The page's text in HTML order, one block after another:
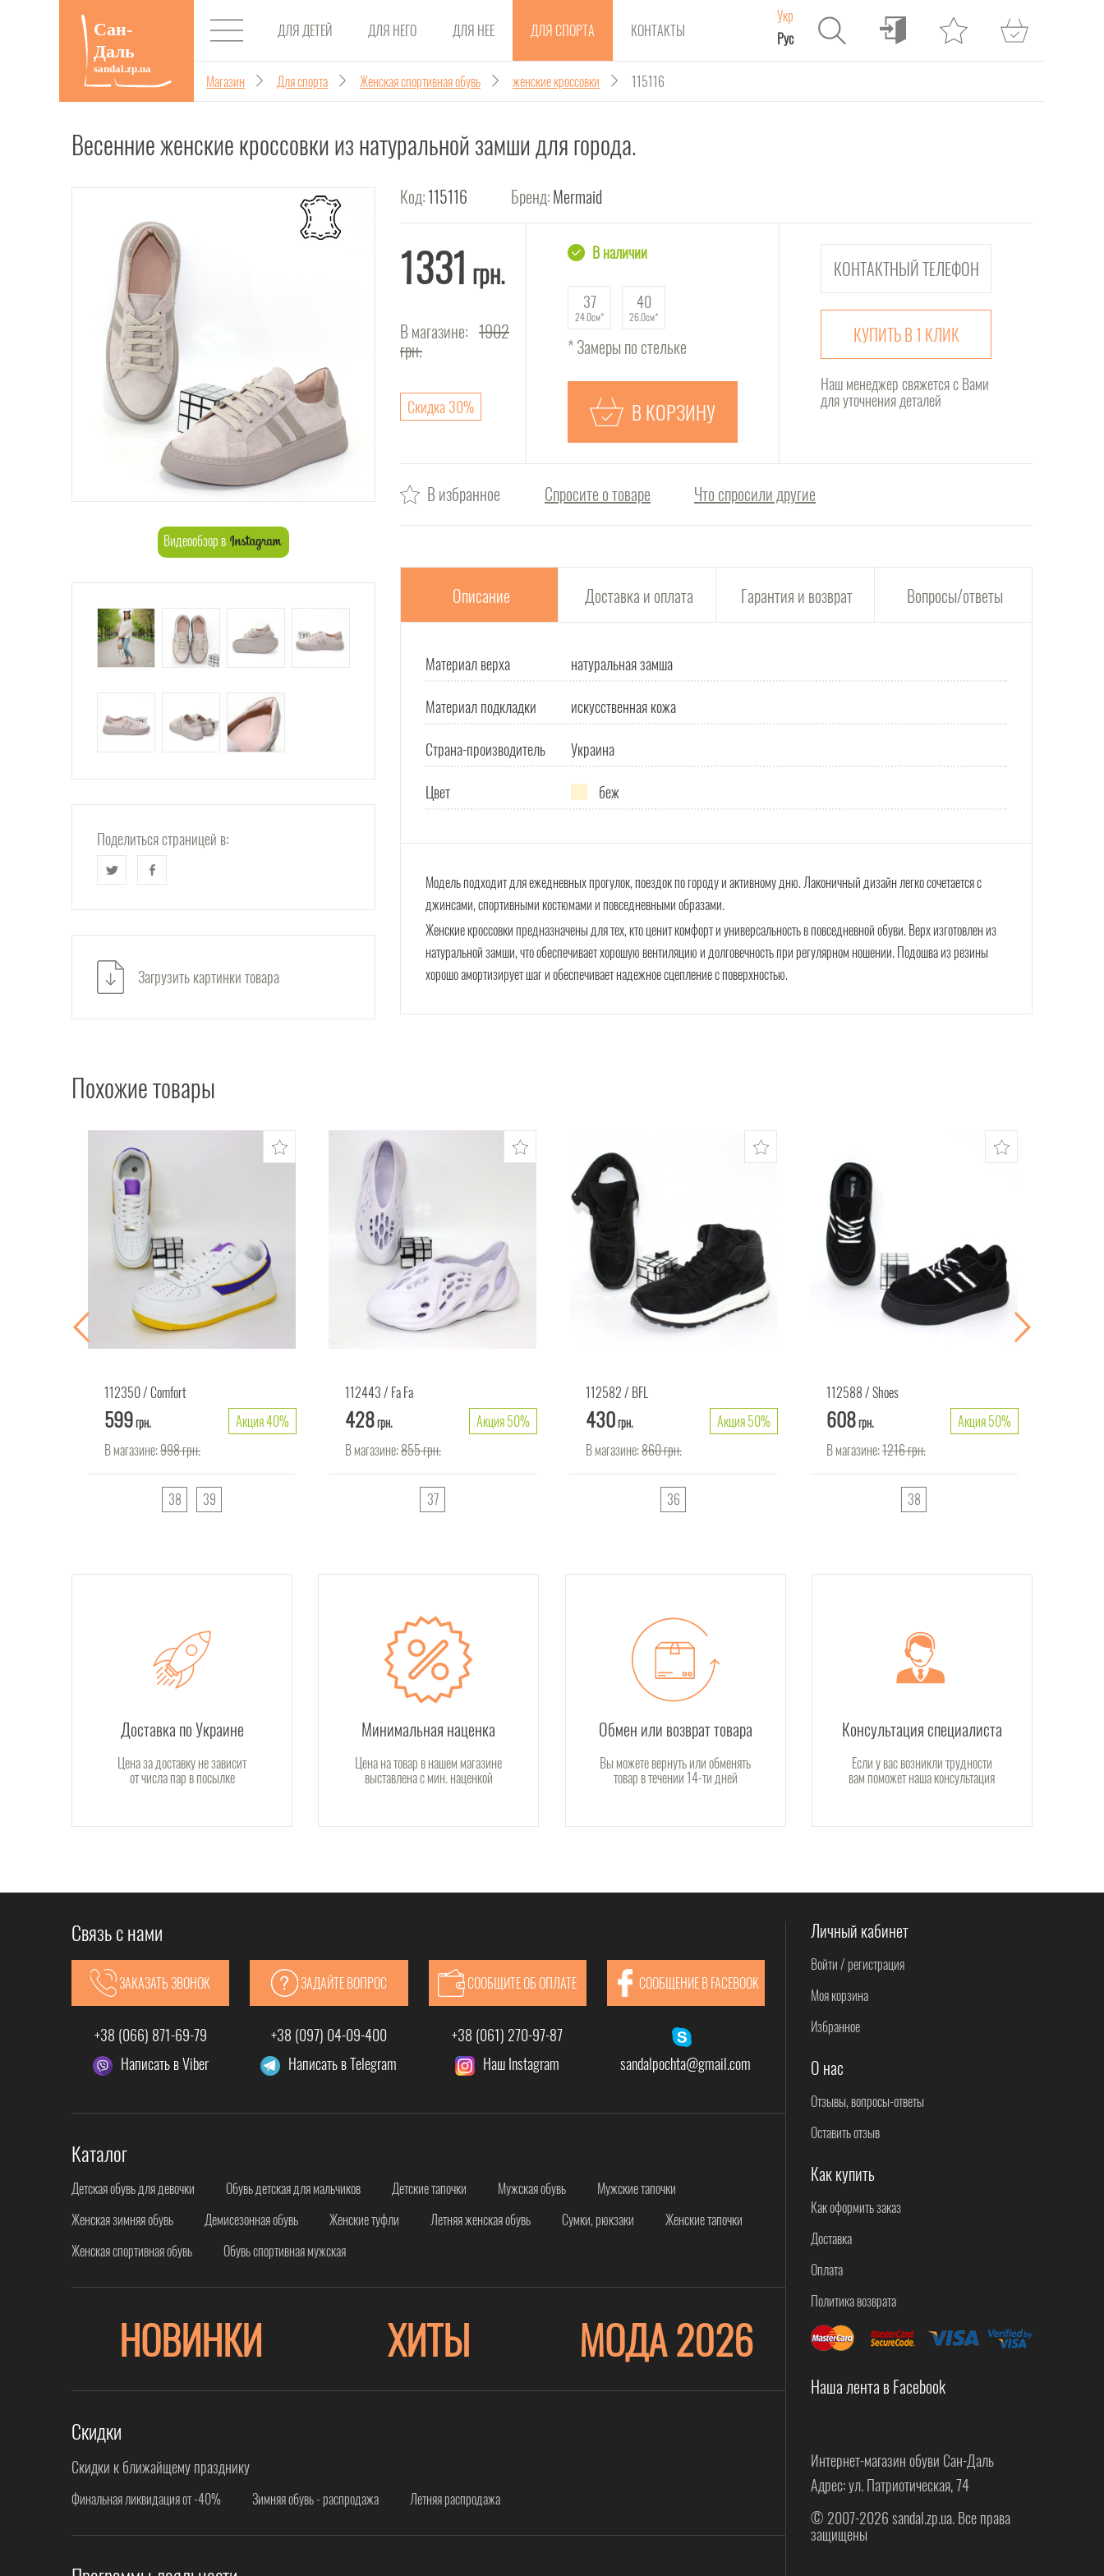
ДЛЯ ДЕТЕЙ ДЛЯ НЕГО ДЛЯ НЕЕ ДЛЯ СПОРТА КОНТАКТЫ
Укр
Рус
Магазин Для спорта Женская спортивная обувь женские кроссовки 115116
Весенние женские кроссовки из натуральной замши для города.
Видеообзор в
Поделиться страницей в:
Загрузить картинки товара
Код:115116 Бренд:Mermaid
1331 грн.
В магазине: 1902
грн.
Скидка 30%
В наличии
37
24.0см
40
26.0см
* Замеры по стельке
В КОРЗИНУ
КУПИТЬ В 1 КЛИК
Наш менеджер свяжется с Вами
для уточнения деталей
В избранное Спросите о товаре Что спросили другие
Описание Доставка и оплата Гарантия и возврат Вопросы/ответы
Материал верха
натуральная замша
Материал подкладки
искусственная кожа
Страна-производитель
Украина
Цвет
беж
Модель подходит для ежедневных прогулок, поездок по городу и активному дню. Лаконичный дизайн легко сочетается с
джинсами, спортивными костюмами и повседневными образами.
Женские кроссовки предназначены для тех, кто ценит комфорт и универсальность в повседневной обуви. Верх изготовлен из
натуральной замши, что обеспечивает хорошую вентиляцию и долговечность при регулярном ношении. Подошва из резины
хорошо амортизирует шаг и обеспечивает надежное сцепление с поверхностью.
Похожие товары
112350 Comfort
599грн.
Акция 40%
В магазине:998грн.
38 39
112443 Fa Fa
428грн.
Акция 50%
В магазине:855грн.
37
112582 BFL
430грн.
Акция 50%
В магазине:860грн.
36
112588 Shoes
608грн.
Акция 50%
В магазине:1216грн.
38
Доставка по Украине
Цена за доставку не зависит
от числа пар в посылке
Минимальная наценка
Цена на товар в нашем магазине
выставлена с мин. наценкой
Обмен или возврат товара
Вы можете вернуть или обменять
товар в течении 14-ти дней
Консультация специалиста
Если у вас возникли трудности
вам поможет наша консультация
Связь с нами
ЗАКАЗАТЬ ЗВОНОК ЗАДАЙТЕ ВОПРОС СООБЩИТЕ ОБ ОПЛАТЕ СООБЩЕНИЕ В FACEBOOK
+38 (066) 871-69-79 +38 (097) 04-09-400
+38 (061) 270-97-87
Написать в Viber
Написать в Telegram Наш Instagram sandalpochta@gmail.com
Каталог
Детская обувь для девочки Обувь детская для мальчиков Детские тапочки Мужская обувь
Мужские тапочки
Женская зимняя обувь
Демисезонная обувь Женские туфли Летняя женская обувь Сумки, рюкзаки
Женские тапочки
Женская спортивная обувь
Обувь спортивная мужская
НОВИНКИ ХИТЫ МОДА 2026
Скидки
Скидки к ближайщему празднику
Финальная ликвидация от -40% Зимняя обувь - распродажа Летняя распродажа
Личный кабинет
Войти / регистрация
Моя корзина
Избранное
О нас
Отзывы, вопросы-ответы
Оставить отзыв
Как купить
Как оформить заказ
Доставка
Оплата
Политика возврата
Наша лента в Facebook
Интернет-магазин обуви Сан-Даль
Адрес: ул. Патриотическая, 74
© 2007-2026 sandal.zp.ua. Все права
защищены